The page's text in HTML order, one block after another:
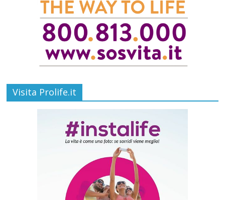
Visita Prolife.it